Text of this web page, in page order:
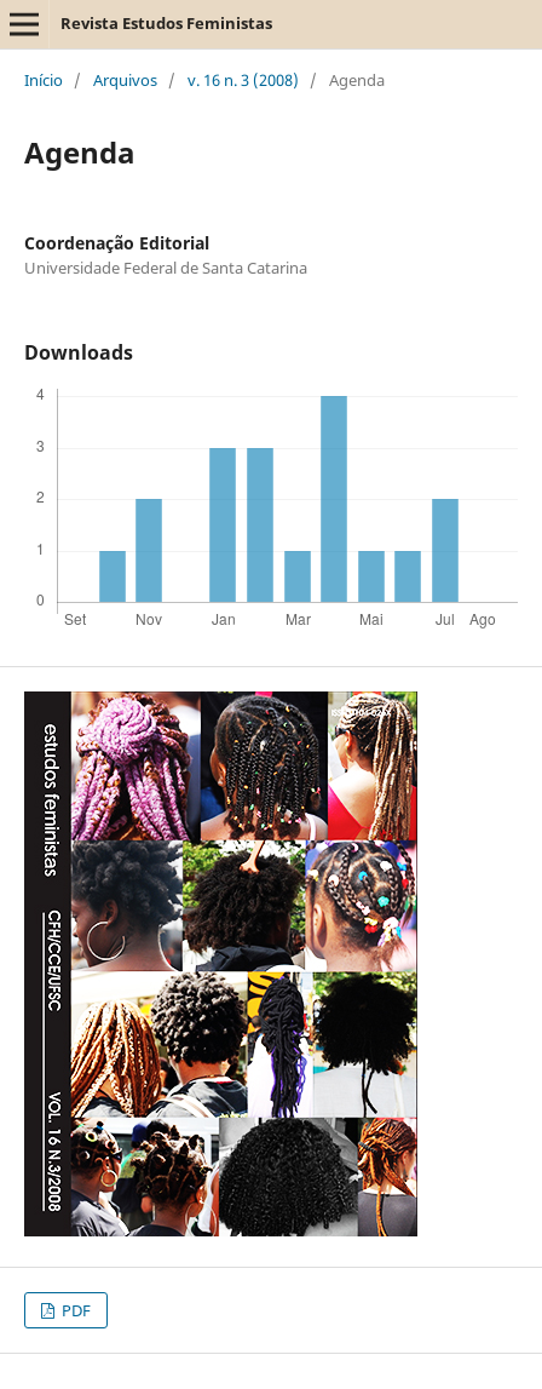
Revista Estudos Feministas
Início / Arquivos / v. 16 n. 3 (2008) / Agenda
Agenda
Coordenação Editorial
Universidade Federal de Santa Catarina
Downloads
PDF